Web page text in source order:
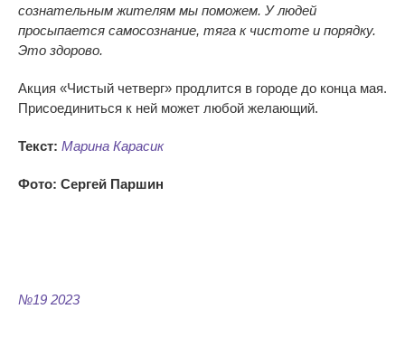
сознательным жителям мы поможем. У людей
просыпается самосознание, тяга к чистоте и порядку.
Это здорово.
Акция «Чистый четверг» продлится в городе до конца мая.
Присоединиться к ней может любой желающий.
Текст: Марина Карасик
Фото: Сергей Паршин
№19 2023